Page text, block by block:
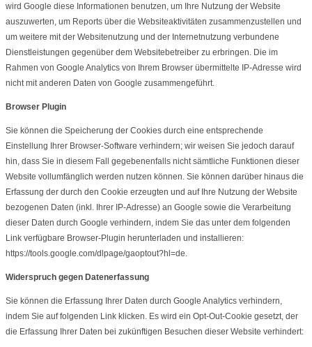
wird Google diese Informationen benutzen, um Ihre Nutzung der Website
auszuwerten, um Reports über die Websiteaktivitäten zusammenzustellen und
um weitere mit der Websitenutzung und der Internetnutzung verbundene
Dienstleistungen gegenüber dem Websitebetreiber zu erbringen. Die im
Rahmen von Google Analytics von Ihrem Browser übermittelte IP-Adresse wird
nicht mit anderen Daten von Google zusammengeführt.
Browser Plugin
Sie können die Speicherung der Cookies durch eine entsprechende
Einstellung Ihrer Browser-Software verhindern; wir weisen Sie jedoch darauf
hin, dass Sie in diesem Fall gegebenenfalls nicht sämtliche Funktionen dieser
Website vollumfänglich werden nutzen können. Sie können darüber hinaus die
Erfassung der durch den Cookie erzeugten und auf Ihre Nutzung der Website
bezogenen Daten (inkl. Ihrer IP-Adresse) an Google sowie die Verarbeitung
dieser Daten durch Google verhindern, indem Sie das unter dem folgenden
Link verfügbare Browser-Plugin herunterladen und installieren:
https://tools.google.com/dlpage/gaoptout?hl=de.
Widerspruch gegen Datenerfassung
Sie können die Erfassung Ihrer Daten durch Google Analytics verhindern,
indem Sie auf folgenden Link klicken. Es wird ein Opt-Out-Cookie gesetzt, der
die Erfassung Ihrer Daten bei zukünftigen Besuchen dieser Website verhindert: